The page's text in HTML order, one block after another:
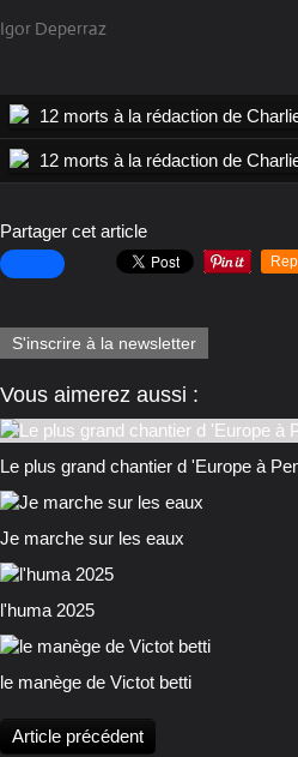
Igor Deperraz
Partager cet article
S'inscrire à la newsletter
Vous aimerez aussi :
Le plus grand chantier d 'Europe à
Je marche sur les eaux
l'huma 2025
le manège de Victot betti
Article précédent